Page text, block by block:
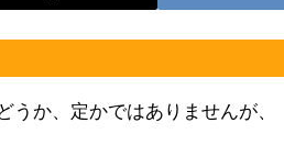
うか、定かではありませんが、